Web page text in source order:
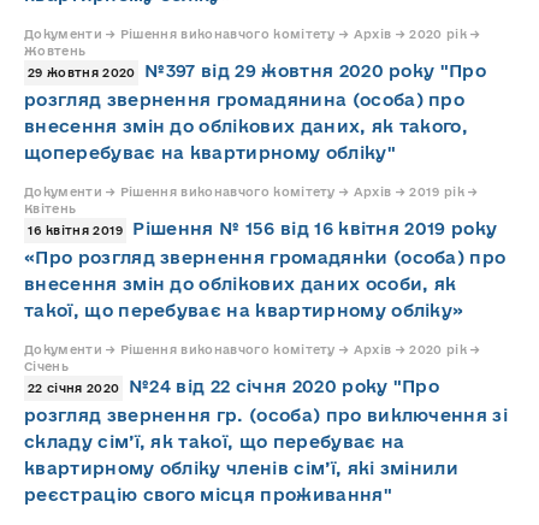
Документи → Рішення виконавчого комітету → Архів → 2020 рік →
Жовтень
29 жовтня 2020
№397 від 29 жовтня 2020 року "Про
розгляд звернення громадянина (особа) про
внесення змін до облікових даних, як такого,
щоперебуває на квартирному обліку"
Документи → Рішення виконавчого комітету → Архів → 2019 рік →
Квітень
16 квітня 2019
Рішення № 156 від 16 квітня 2019 року
«Про розгляд звернення громадянки (особа) про
внесення змін до облікових даних особи, як
такої, що перебуває на квартирному обліку»
Документи → Рішення виконавчого комітету → Архів → 2020 рік →
Січень
22 січня 2020
№24 від 22 січня 2020 року "Про
розгляд звернення гр. (особа) про виключення зі
складу сім’ї, як такої, що перебуває на
квартирному обліку членів сім’ї, які змінили
реєстрацію свого місця проживання"